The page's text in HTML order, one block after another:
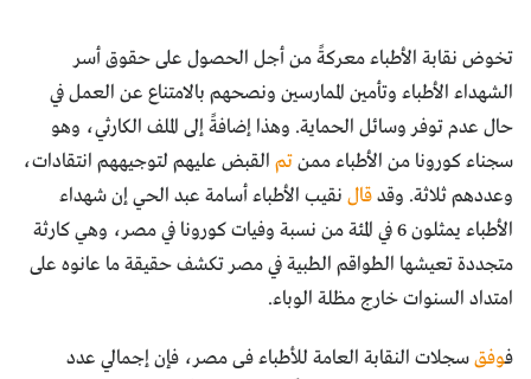
تخوض نقابة الأطباء معركةً من أجل الحصول على حقوق أسر
الشهداء الأطباء وتأمين الممارسين ونصحهم بالامتناع عن العمل في
حال عدم توفر وسائل الحماية. وهذا إضافةً إلى الملف الكارثي، وهو
سجناء كورونا من الأطباء ممنتم القبض عليهم لتوجيههم انتقادات،
وعددهم ثلاثة. وقدقال نقيب الأطباء أسامة عبد الحي إن شهداء
الأطباء يمثلون 6 في المئة من نسبة وفيات كورونا في مصر، وهي كارثة
متجددة تعيشها الطواقم الطبية في مصر تكشف حقيقة ما عانوه على
امتداد السنوات خارج مظلة الوباء.
فوفقسجلات النقابة العامة للأطباء فى مصر، فإن إجمالي عدد